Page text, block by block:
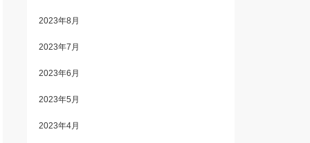
2023年8月
2023年7月
2023年6月
2023年5月
2023年4月